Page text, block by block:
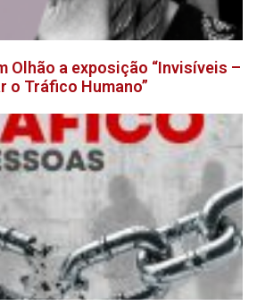
Olhão a exposição “Invisíveis –
o Tráfico Humano”